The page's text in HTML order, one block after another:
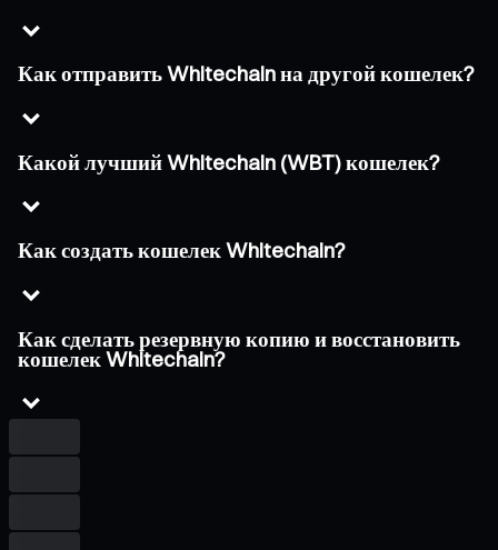
Как отправить Whitechain на другой кошелек?
Какой лучший Whitechain (WBT) кошелек?
Как создать кошелек Whitechain?
Как сделать резервную копию и восстановить
кошелек Whitechain?